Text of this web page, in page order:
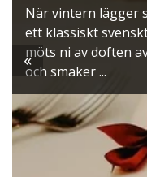
När vintern lägger
ett klassiskt
möts ni av doften
och smaker ...
«